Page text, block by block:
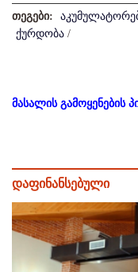
თეგები:
ქურდობა /
მასალის გამოყენების
დაფინანსებული